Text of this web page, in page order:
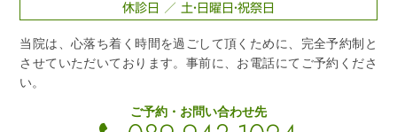
休診日 ／ 土・日曜日・祝祭日
当院は、心落ち着く時間を過ごして頂くために、完全予約制と
させていただいております。事前に、お電話にてご予約くださ
い。
ご予約・お問い合わせ先